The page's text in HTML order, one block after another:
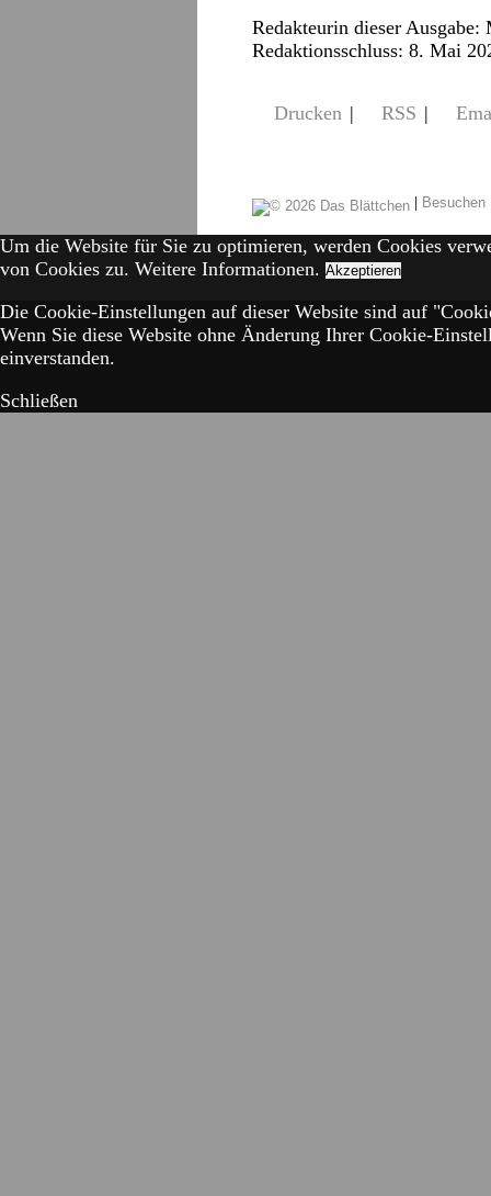
Redakteurin dieser
Redaktionsschluss: 8. Mai
Drucken | RSS |
|
Um die Website für Sie zu optimieren, werden Cookies
von Cookies zu. Weitere Informationen. Akzeptieren
Die Cookie-Einstellungen auf dieser Website sind auf
Wenn Sie diese Website ohne Änderung Ihrer Cookie-
einverstanden.
Schließen